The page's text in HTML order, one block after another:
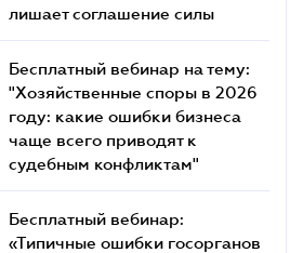
лишает соглашение силы
Бесплатный вебинар на тему:
"Хозяйственные споры в 2026
году: какие ошибки бизнеса
чаще всего приводят к
судебным конфликтам"
Бесплатный вебинар:
«Типичные ошибки госорганов